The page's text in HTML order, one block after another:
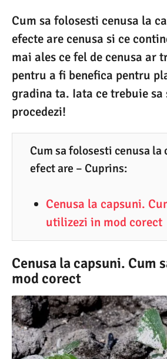
2
0
2
5
1
0
.
2
5
Cum sa folosesti cenusa la
efecte are cenusa si ce
mai ales ce fel de cenusa ar
pentru a fi benefica pentru
gradina ta. Iata ce trebuie
procedezi!
Cum sa folosesti cenusa la
efect are – Cuprins:
Cenusa la capsuni.
utilizezi in mod corect
Cenusa la capsuni. Cum
mod corect